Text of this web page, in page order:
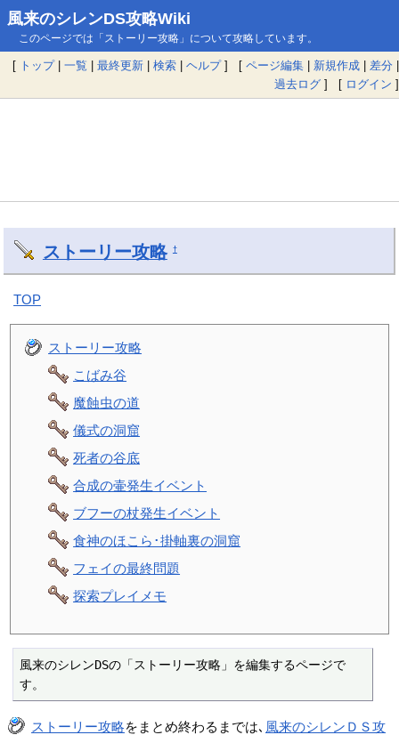
風来のシレンDS攻略Wiki
このページでは「ストーリー攻略」について攻略しています。
[ トップ| 一覧 | 最終更新 | 検索 | ヘルプ] [ ページ編集 | 新規作成 | 差分 |
過去ログ ] [ ログイン ]
ストーリー攻略 †
TOP
ストーリー攻略
こばみ谷
魔蝕虫の道
儀式の洞窟
死者の谷底
合成の壷発生イベント
ブフーの杖発生イベント
食神のほこら･掛軸裏の洞窟
フェイの最終問題
探索プレイメモ
風来のシレンDSの「ストーリー攻略」を編集するページで
す。
ストーリー攻略をまとめ終わるまでは､ 風来のシレンＤＳ攻